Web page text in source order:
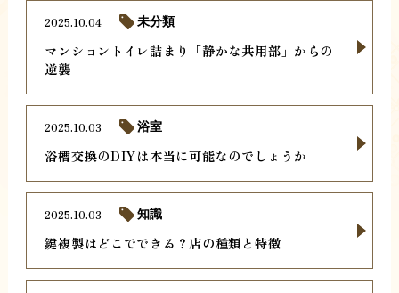
マンショントイレ詰まり「静かな共用部」からの
逆襲
2025.10.04 未分類
浴槽交換のDIYは本当に可能なのでしょうか
2025.10.03 浴室
鍵複製はどこでできる？店の種類と特徴
2025.10.03 知識